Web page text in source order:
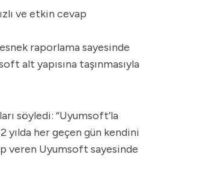
ve etkin cevap
raporlama sayesinde
alt yapısına taşınmasıyla
söyledi: “Uyumsoft’la
yılda her geçen gün kendini
veren Uyumsoft sayesinde